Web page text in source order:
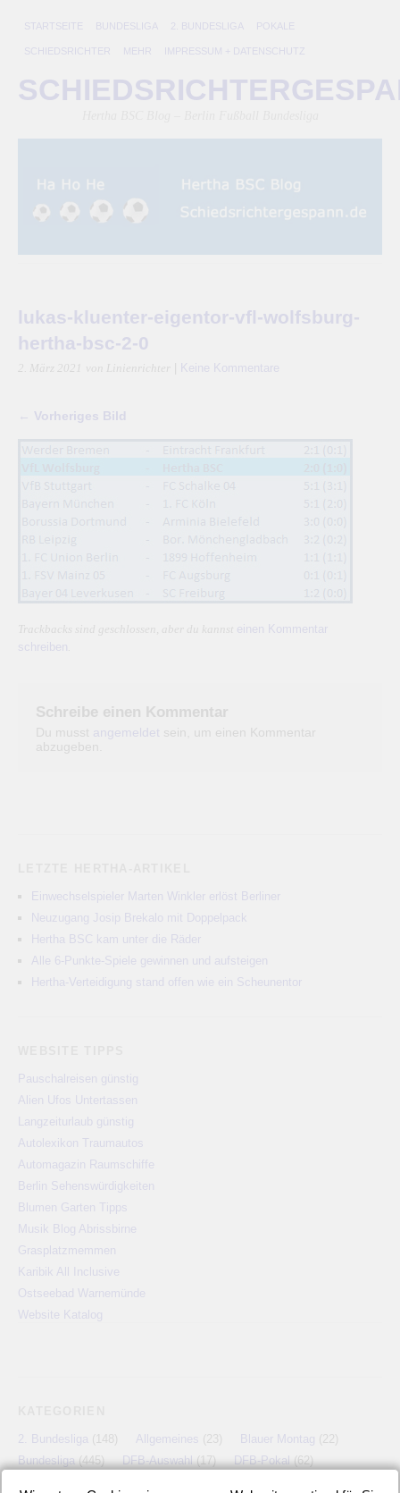
STARTSEITE BUNDESLIGA 2. BUNDESLIGA POKALE
SCHIEDSRICHTER MEHR IMPRESSUM + DATENSCHUTZ
lukas-kluenter-eigentor-vfl-wolfsburg-
hertha-bsc-2-0
2. März 2021 von Linienrichter Keine Kommentare
← Vorheriges Bild
Trackbacks sind geschlossen, aber du kannst einen Kommentar
schreiben
Schreibe einen Kommentar
Du musst angemeldet sein, um einen Kommentar
abzugeben.
Einwechselspieler Marten Winkler erlöst Berliner
Neuzugang Josip Brekalo mit Doppelpack
Hertha BSC kam unter die Räder
Alle 6-Punkte-Spiele gewinnen und aufsteigen
Hertha-Verteidigung stand offen wie ein Scheunentor
Pauschalreisen günstig
Alien Ufos Untertassen
Langzeiturlaub günstig
Autolexikon Traumautos
Automagazin Raumschiffe
Berlin Sehenswürdigkeiten
Blumen Garten Tipps
Musik Blog Abrissbirne
Grasplatzmemmen
Karibik All Inclusive
Ostseebad Warnemünde
Website Katalog
2. Bundesliga (148) Allgemeines (23) Blauer Montag (22)
Bundesliga (445) DFB-Auswahl (17) DFB-Pokal (62)